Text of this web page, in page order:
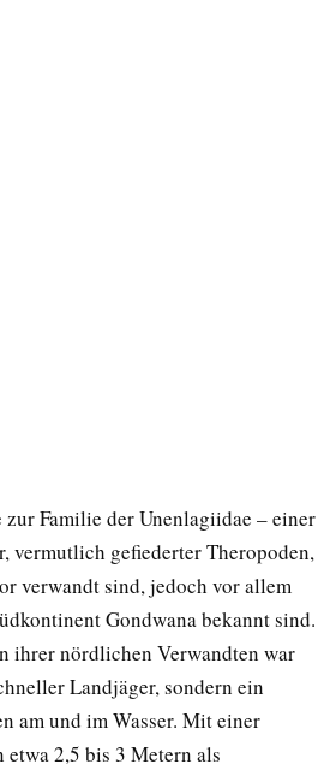
Familie der Unenlagiidae – einer
vermutlich gefiederter Theropoden,
verwandt sind, jedoch vor allem
Gondwana bekannt sind.
ihrer nördlichen Verwandten war
Landjäger, sondern ein
am und im Wasser. Mit einer
etwa 2,5 bis 3 Metern als